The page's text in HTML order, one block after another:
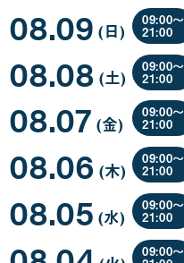
09:00〜
08.05
月
(水曜
日
)
09:00〜
21:00
08.06
月
06
(木曜
日
)
09:00〜
21:00
08.07
月
07
(金曜
日
)
09:00〜
21:00
08.08
月
08
(土曜
日
)
09:00〜
21:00
08.09
月
09
日
(日曜
日
)
09:00〜
21:00